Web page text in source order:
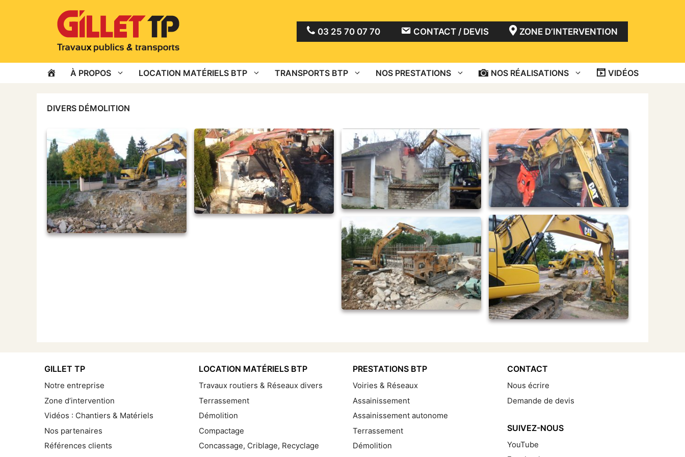
03 25 70 07 70 CONTACT / DEVIS ZONE D’INTERVENTION
ACCUEIL
À PROPOS LOCATION MATÉRIELS BTP TRANSPORTS BTP NOS PRESTATIONS NOS RÉALISATIONS VIDÉOS
DIVERS DÉMOLITION
GILLET TP
Notre entreprise
Zone d’intervention
Vidéos : Chantiers & Matériels
Nos partenaires
Références clients
LOCATION MATÉRIELS BTP
Travaux routiers & Réseaux divers
Terrassement
Démolition
Compactage
Concassage, Criblage, Recyclage
PRESTATIONS BTP
Voiries & Réseaux
Assainissement
Assainissement autonome
Terrassement
Démolition
CONTACT
Nous écrire
Demande de devis
SUIVEZ-NOUS
YouTube